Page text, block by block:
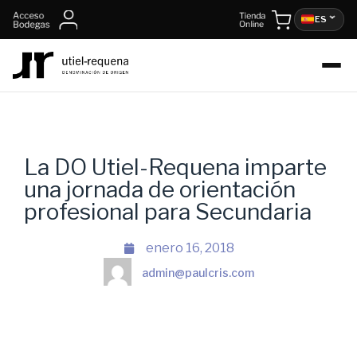
ES
La DO Utiel-Requena imparte
una jornada de orientación
profesional para Secundaria
enero 16, 2018
admin@paulcris.com